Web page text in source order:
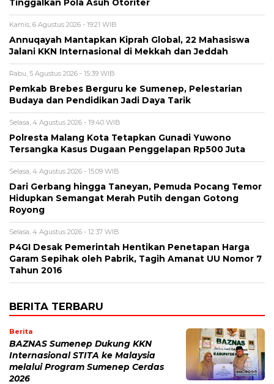
Tinggalkan Pola Asuh Otoriter
Kamis, 6 Agustus 2026 - 19:21 WIB
Annuqayah Mantapkan Kiprah Global, 22 Mahasiswa
Jalani KKN Internasional di Mekkah dan Jeddah
Rabu, 5 Agustus 2026 - 15:39 WIB
Pemkab Brebes Berguru ke Sumenep, Pelestarian
Budaya dan Pendidikan Jadi Daya Tarik
Selasa, 4 Agustus 2026 - 19:40 WIB
Polresta Malang Kota Tetapkan Gunadi Yuwono
Tersangka Kasus Dugaan Penggelapan Rp500 Juta
Selasa, 4 Agustus 2026 - 15:09 WIB
Dari Gerbang hingga Taneyan, Pemuda Pocang Temor
Hidupkan Semangat Merah Putih dengan Gotong
Royong
Selasa, 4 Agustus 2026 - 12:37 WIB
P4GI Desak Pemerintah Hentikan Penetapan Harga
Garam Sepihak oleh Pabrik, Tagih Amanat UU Nomor 7
Tahun 2016
BERITA TERBARU
Berita
BAZNAS Sumenep Dukung KKN
Internasional STITA ke Malaysia
melalui Program Sumenep Cerdas
2026